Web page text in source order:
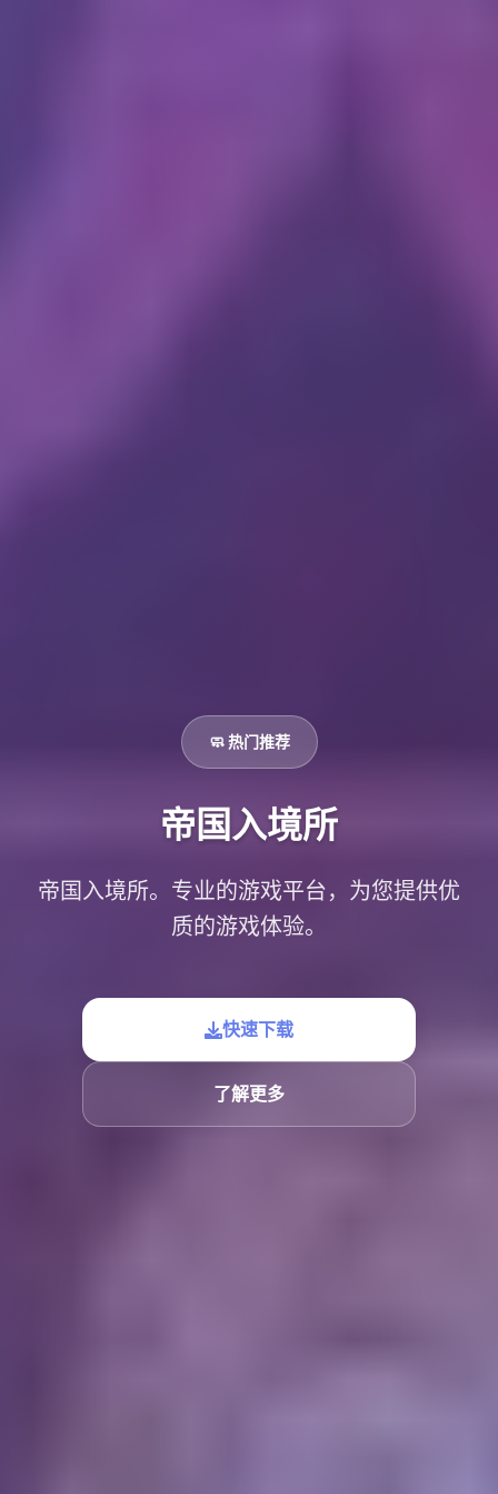
🧼 热门推荐
帝国入境所
帝国入境所。专业的游戏平台，为您提供优
质的游戏体验。
快速下载
了解更多